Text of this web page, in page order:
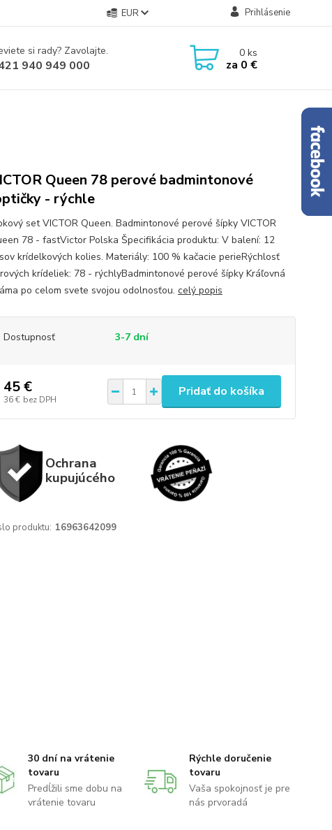
EUR Prihlásenie
si rady? Zavolajte.
940 949 000
0ks
za 0 €
Queen 78 perové badmintonové
- rýchle
set VICTOR Queen. Badmintonové perové šípky VICTOR
78 - fastVictor Polska Špecifikácia produktu: V balení: 12
krídelkových kolies. Materiály: 100 % kačacie perieRýchlosť
krídeliek: 78 - rýchlyBadmintonové perové šípky Kráľovná
po celom svete svojou odolnosťou. celý popis
Dostupnosť 3-7 dní
45 €
36 € bez DPH
Pridať do košíka
Ochrana
kupujúcého
produktu: 16963642099
30 dní na vrátenie
tovaru
Predĺžili sme dobu na
vrátenie tovaru
Rýchle doručenie
tovaru
Vaša spokojnosť je pre
nás prvoradá